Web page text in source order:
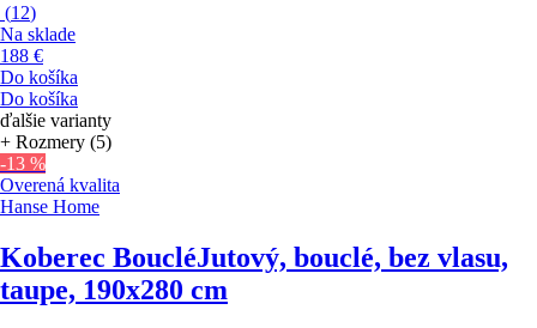
(12)
Na sklade
188 €
Do košíka
Do košíka
ďalšie varianty
+ Rozmery (5)
-13 %
Overená kvalita
Hanse Home
Koberec BoucléJutový, bouclé, bez vlasu,
taupe, 190x280 cm